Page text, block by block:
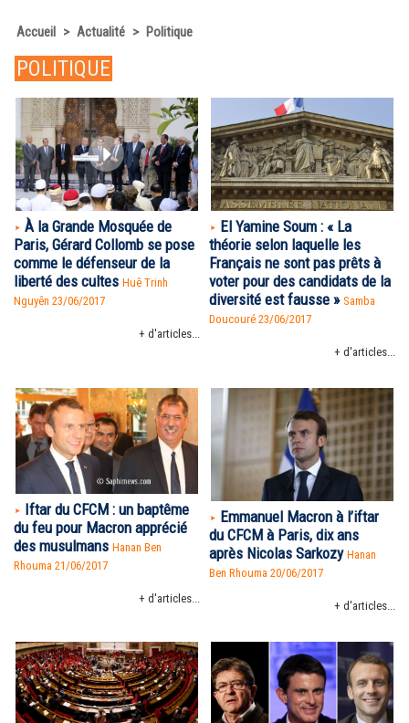
Accueil > Actualité > Politique
POLITIQUE
À la Grande Mosquée de
Paris, Gérard Collomb se pose
comme le défenseur de la
liberté des cultes Huê Trinh
Nguyên 23/06/2017
+ d'articles...
El Yamine Soum : « La
théorie selon laquelle les
Français ne sont pas prêts à
voter pour des candidats de la
diversité est fausse » Samba
Doucouré 23/06/2017
+ d'articles...
Iftar du CFCM : un baptême
du feu pour Macron apprécié
des musulmans Hanan Ben
Rhouma 21/06/2017
+ d'articles...
Emmanuel Macron à l’iftar
du CFCM à Paris, dix ans
après Nicolas Sarkozy Hanan
Ben Rhouma 20/06/2017
+ d'articles...